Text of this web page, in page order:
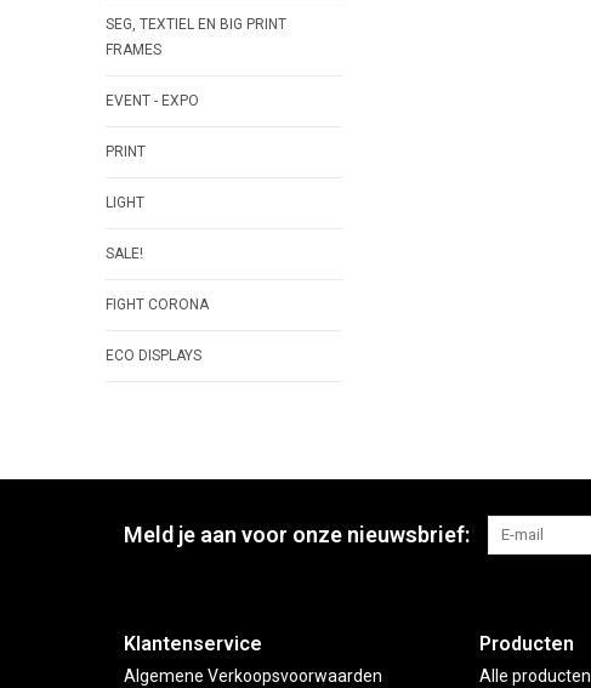
SEG, TEXTIEL EN BIG PRINT
FRAMES
EVENT - EXPO
PRINT
LIGHT
SALE!
FIGHT CORONA
ECO DISPLAYS
Meld je aan voor onze nieuwsbrief:
Klantenservice
Algemene Verkoopsvoorwaarden
Producten
Alle producten